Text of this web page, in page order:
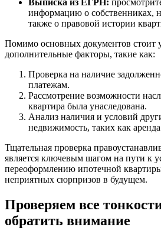
Выписка из ЕГРН:
информацию о собственниках,
также о правовой истории
Помимо основных документов стоит
дополнительные факторы, такие как:
Проверка на наличие
платежам.
Рассмотрение возможности
квартира была унаследована.
Анализ наличия и условий
недвижимость, таких как аренда
Тщательная проверка
является ключевым шагом на пути к
переоформлению ипотечной
неприятных сюрпризов в будущем.
Проверяем все
обратить внимание